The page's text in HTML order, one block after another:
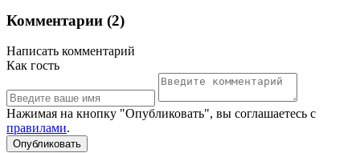
Комментарии (2)
Написать комментарий
Как гость
Нажимая на кнопку "Опубликовать", вы соглашаетесь с
правилами.